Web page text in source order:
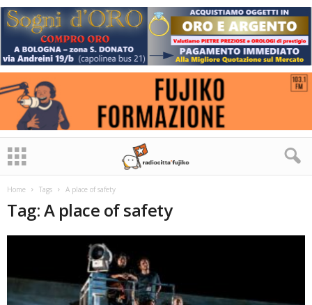
Home Tags A place of safety
Tag: A place of safety